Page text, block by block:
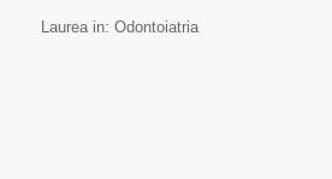
Laurea in: Odontoiatria